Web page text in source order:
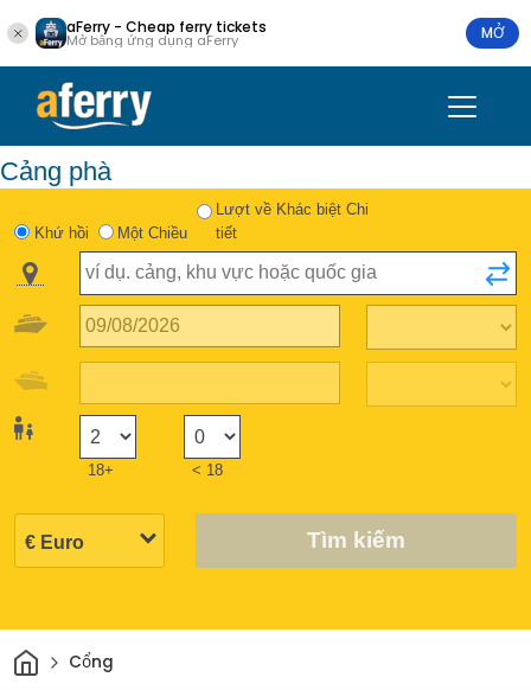
aFerry - Cheap ferry tickets
Mở bằng ứng dụng aFerry MỞ
Cảng phà
Khứ hồi Một Chiều
Lượt về Khác biệt Chi
tiết
18+ < 18
Tìm kiếm
Trang chủ
Cổng